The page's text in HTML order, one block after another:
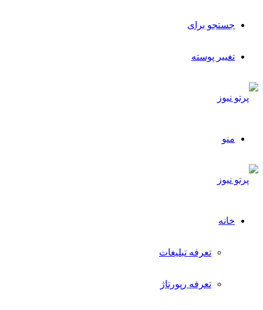
جستجو برای
تغییر پوسته
منو
خانه
تعرفه تبلیغات
تعرفه رپورتاژ